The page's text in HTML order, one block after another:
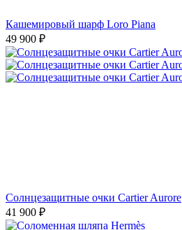
Кашемировый шарф Loro Piana
49 900 ₽
Солнцезащитные очки Cartier Aurore
41 900 ₽